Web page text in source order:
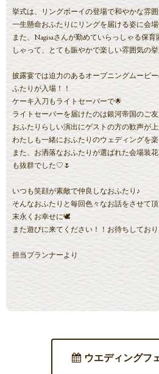
挙式は、リングボーイの登場で和やかな雰囲
一生懸命おふたりにリングを届ける姿に会
また、Nagisaさんが勤めていらっしゃる保
しゃって、とても賑やかで楽しい雰囲気の
披露宴では迫力のあるオープニングムービ
ふたりが入場！！
ケーキ入刀もライトセーバーで🌟
ライトセーバーを届けたのは銀河帝国のご
おふたりらしい演出にゲストの方の歓声が
わたしも一緒におふたりのウェディングを
また、お洒落なおふたりが選ばれた会場装
も抜群でした♡🌷
いつも笑顔が素敵で仲良しなおふたり♪
そんなおふたりと毎回色々なお話をさせて
末永くお幸せに🕊
また遊びに来てください！！お待ちしており
担当プランナーより
ウエディングフ